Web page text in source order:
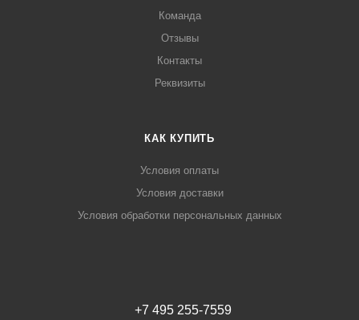
Команда
Отзывы
Контакты
Реквизиты
КАК КУПИТЬ
Условия оплаты
Условия доставки
Условия обработки персональных данных
+7 495 255-7559